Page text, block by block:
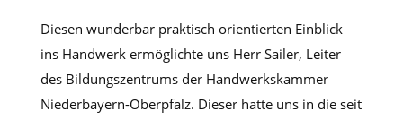
Diesen wunderbar praktisch orientierten Einblick
ins Handwerk ermöglichte uns Herr Sailer, Leiter
des Bildungszentrums der Handwerkskammer
Niederbayern-Oberpfalz. Dieser hatte uns in die seit